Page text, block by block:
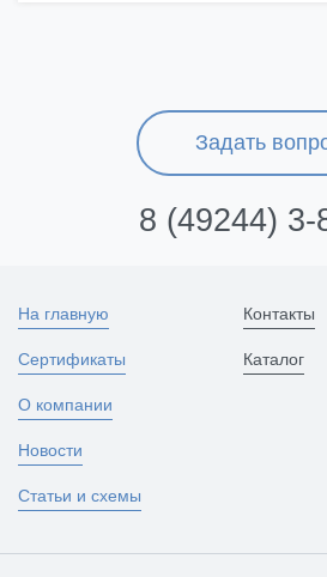
Задать
8 (49244) 3-
На главную
Сертификаты
О компании
Новости
Статьи и схемы
Контакты
Каталог